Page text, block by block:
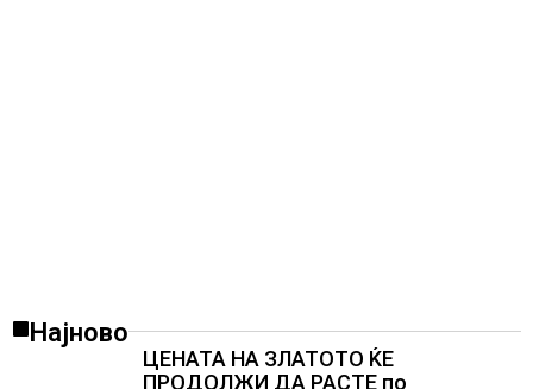
Најново
ЦЕНАТА НА ЗЛАТОТО ЌЕ
ПРОДОЛЖИ ДА РАСТЕ по